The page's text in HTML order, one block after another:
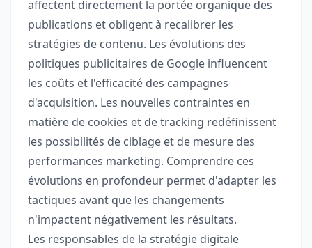
affectent directement la portée organique des
publications et obligent à recalibrer les
stratégies de contenu. Les évolutions des
politiques publicitaires de Google influencent
les coûts et l'efficacité des campagnes
d'acquisition. Les nouvelles contraintes en
matière de cookies et de tracking redéfinissent
les possibilités de ciblage et de mesure des
performances marketing. Comprendre ces
évolutions en profondeur permet d'adapter les
tactiques avant que les changements
n'impactent négativement les résultats.
Les responsables de la stratégie digitale